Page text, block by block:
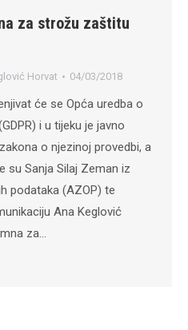
za strožu zaštitu
Horvat 04/03/2018
će se Opća uredba o
i u tijeku je javno
o njezinoj provedbi, a
su Sanja Silaj Zeman iz
podataka (AZOP) te
Ana Keglović
za…